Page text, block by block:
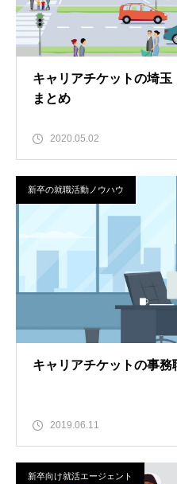
キャリアチケットの埼
まとめ
2020.05.02
新卒の就職活動ノウハウ
キャリアチケットの事務
2019.06.11
新卒向け就活エージェント